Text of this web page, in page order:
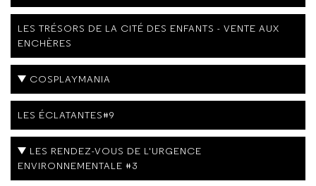
LES TRÉSORS DE LA CITÉ DES ENFANTS - VENTE AUX
ENCHÈRES
COSPLAYMANIA
LES ÉCLATANTES#9
LES RENDEZ-VOUS DE L'URGENCE
ENVIRONNEMENTALE #3